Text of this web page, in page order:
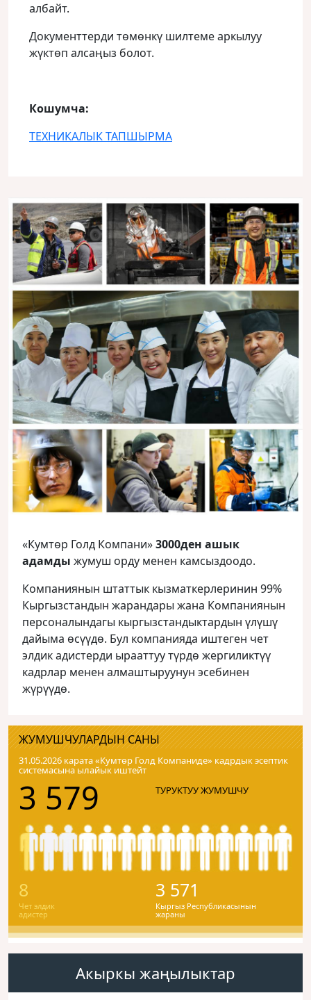
албайт.
Документтерди төмөнкү шилтеме аркылуу
жүктөп алсаңыз болот.
Кошумча:
ТЕХНИКАЛЫК ТАПШЫРМА
«Кумтөр Голд Компани»3000ден ашык
адамды жумуш орду менен камсыздоодо.
Компаниянын штаттык кызматкерлеринин 99%
Кыргызстандын жарандары жана Компаниянын
персоналындагы кыргызстандыктардын үлүшү
дайыма өсүүдө. Бул компанияда иштеген чет
элдик адистерди ырааттуу түрдө жергиликтүү
кадрлар менен алмаштыруунун эсебинен
жүрүүдө.
ЖУМУШЧУЛАРДЫН САНЫ
31.05.2026 карата «Кумтɵр Голд Компаниде» кадрдык эсептик
системасына ылайык иштейт
3 579 ТУРУКТУУ ЖУМУШЧУ
8
Чет элдик
адистер
3 571
Кыргыз Республикасынын
жараны
Акыркы жаңылыктар